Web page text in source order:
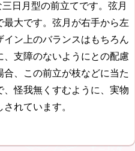
日月型の前立てです。弦月
大です。弦月が右手から左
イン上のバランスはもちろん
支障のないようにとの配慮
、この前立が枝などに当た
怪我無くすむように、実物
れています。